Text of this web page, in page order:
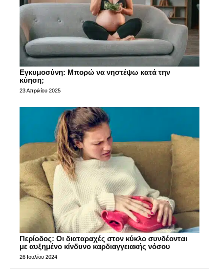
Εγκυμοσύνη: Μπορώ να νηστέψω κατά την
κύηση;
23 Απριλίου 2025
Περίοδος: Οι διαταραχές στον κύκλο συνδέονται
με αυξημένο κίνδυνο καρδιαγγειακής νόσου
26 Ιουλίου 2024